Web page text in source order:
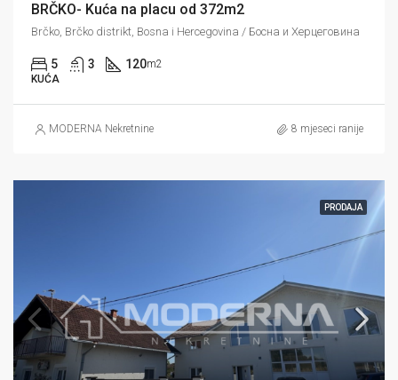
BRČKO- Kuća na placu od 372m2
Brčko, Brčko distrikt, Bosna i Hercegovina / Босна и Херцеговина
5 3 120m2
KUĆA
MODERNA Nekretnine 8 mjeseci ranije
PRODAJA